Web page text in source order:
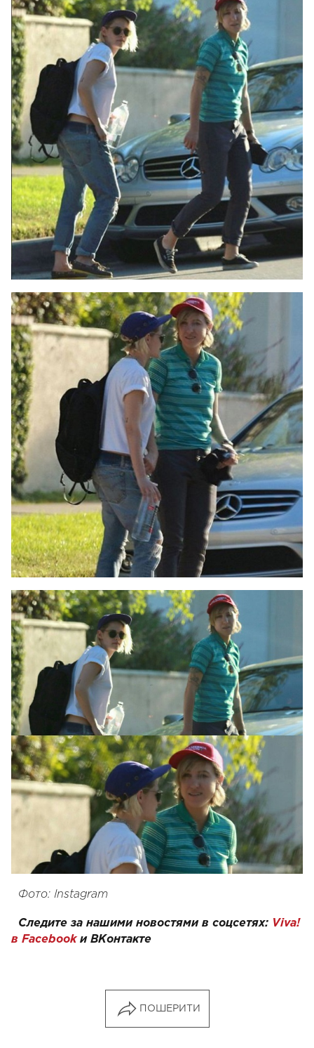
Фото: Instagram
Следите за нашими новостями в соцсетях: Viva!
в Facebookи ВКонтакте
ПОШЕРИТИ